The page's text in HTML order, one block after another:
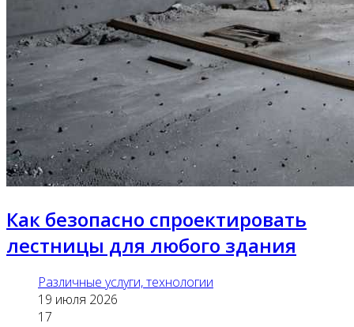
Как безопасно спроектировать
лестницы для любого здания
Различные услуги, технологии
19 июля 2026
17